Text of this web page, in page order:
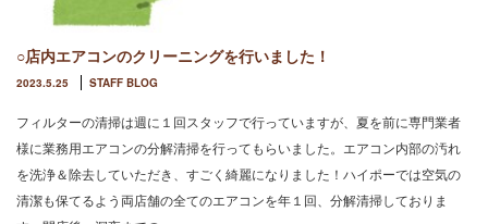
○店内エアコンのクリーニングを行いました！
2023.5.25 STAFF BLOG
フィルターの清掃は週に１回スタッフで行っていますが、夏を前に専門業者
様に業務用エアコンの分解清掃を行ってもらいました。エアコン内部の汚れ
を洗浄＆除去していただき、すごく綺麗になりました！ハイポーでは空気の
清潔も保てるよう両店舗の全てのエアコンを年１回、分解清掃しておりま